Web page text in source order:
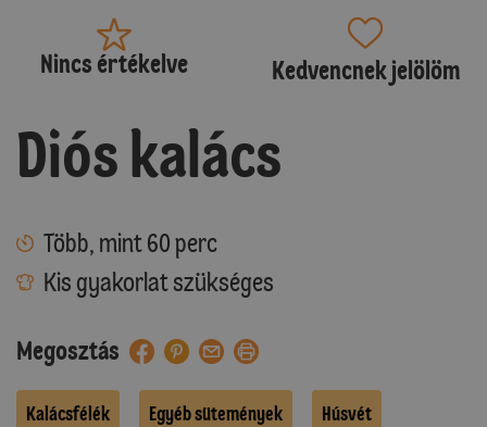
Nincs értékelve Kedvencnek jelölöm
Diós kalács
Több, mint 60 perc
Kis gyakorlat szükséges
Megosztás
Kalácsfélék Egyéb sütemények Húsvét